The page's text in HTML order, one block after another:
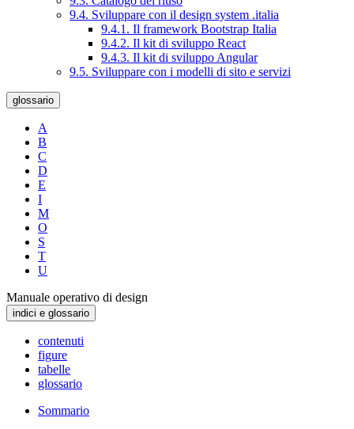
9.4. Sviluppare con il design system .italia
9.4.1. Il framework Bootstrap Italia
9.4.2. Il kit di sviluppo React
9.4.3. Il kit di sviluppo Angular
9.5. Sviluppare con i modelli di sito e servizi
glossario
A
B
C
D
E
I
M
O
S
T
U
Manuale operativo di design
indici e glossario
contenuti
figure
tabelle
glossario
Sommario